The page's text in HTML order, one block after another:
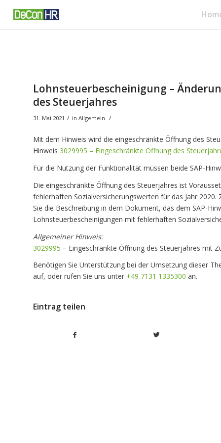
Lohnsteuerbescheinigung –
des Steuerjahres
31. Mai 2021 / in Allgemein /
Mit dem Hinweis wird die eingeschränkte Öffnung des
Hinweis 3029995 – Eingeschränkte Öffnung des
Für die Nutzung der Funktionalität müssen beide SAP-
Die eingeschränkte Öffnung des Steuerjahres ist
fehlerhaften Sozialversicherungswerten für das Jahr
Sie die Beschreibung in dem Dokument, das dem SAP-
Lohnsteuerbescheinigungen mit fehlerhaften
Allgemeiner Hinweis:
3029995 – Eingeschränkte Öffnung des Steuerjahres mit
Benötigen Sie Unterstützung bei der Umsetzung dieser
auf, oder rufen Sie uns unter +49 7131 1335300 an.
Eintrag teilen